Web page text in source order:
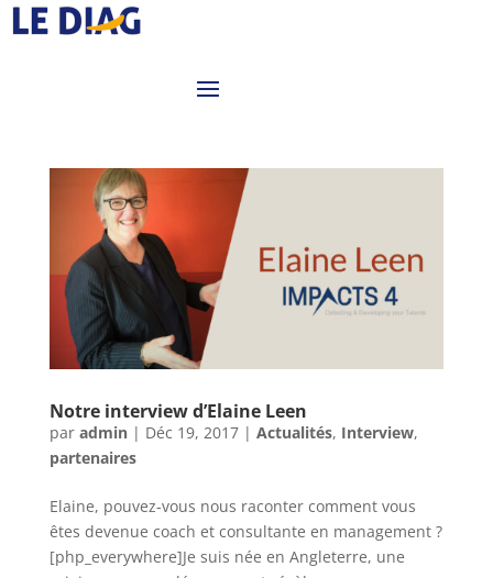
Notre interview d’Elaine Leen
par admin| Déc 19, 2017| Actualités, Interview,
partenaires
Elaine, pouvez-vous nous raconter comment vous
êtes devenue coach et consultante en management ?
[php_everywhere]Je suis née en Angleterre, une